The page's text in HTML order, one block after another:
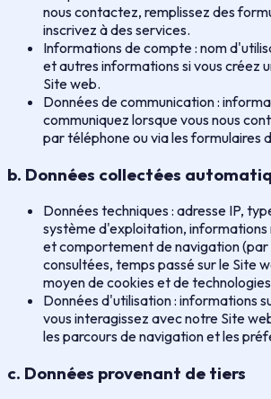
nous contactez, remplissez des
inscrivez à des services.
Informations de compte : nom
et autres informations si vous créez
Site web.
Données de communication :
communiquez lorsque vous nous
par téléphone ou via les formulaires
b. Données collectées
Données techniques : adresse IP,
système d'exploitation, informations
et comportement de navigation (par
consultées, temps passé sur le Site
moyen de cookies et de
Données d'utilisation : informations
vous interagissez avec notre Site
les parcours de navigation et les
c. Données provenant de tiers